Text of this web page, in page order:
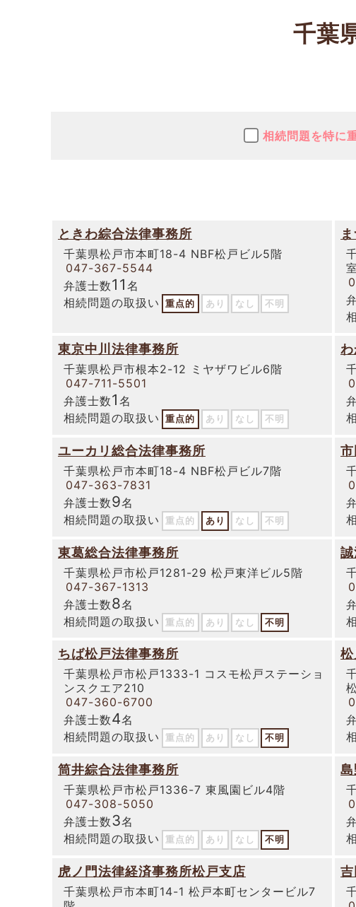
千葉
相続問題を特に
ときわ綜合法律事務所
千葉県松戸市本町18-4 NBF松戸ビル5階
047-367-5544
弁護士数11 名
相続問題の取扱い
重点的 あり なし 不明
室
東京中川法律事務所
千葉県松戸市根本2-12 ミヤザワビル6階
047-711-5501
弁護士数1 名
相続問題の取扱い
重点的 あり なし 不明
ユーカリ総合法律事務所
千葉県松戸市本町18-4 NBF松戸ビル7階
047-363-7831
弁護士数9名
相続問題の取扱い
重点的 あり なし 不明
東葛総合法律事務所
千葉県松戸市松戸1281-29 松戸東洋ビル5階
047-367-1313
弁護士数8名
相続問題の取扱い
重点的 あり なし 不明
ちば松戸法律事務所
千葉県松戸市松戸1333-1 コスモ松戸ステーショ
ンスクエア210
047-360-6700
弁護士数4名
相続問題の取扱い
重点的 あり なし 不明
筒井綜合法律事務所
千葉県松戸市松戸1336-7 東風園ビル4階
047-308-5050
弁護士数3名
相続問題の取扱い
重点的 あり なし 不明
虎ノ門法律経済事務所松戸支店
千葉県松戸市本町14-1 松戸本町センタービル7